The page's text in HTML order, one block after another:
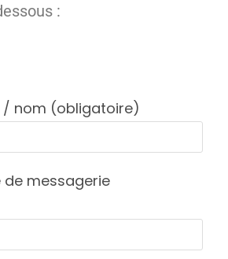
:
nom (obligatoire)
messagerie